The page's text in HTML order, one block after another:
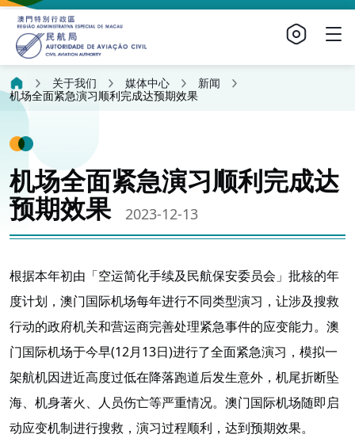
关于我们 媒体中心
新闻
机场全面紧急演习顺利完成达预期效果
机场全面紧急演习顺利完成达
预期效果
2023-12-13
根据本年初由「空运简化手续及民航保安委员会」批核的年
度计划，澳门国际机场每年进行不同类型演习，让涉及搜救
行动的政府机关和营运商完善处理紧急事件的应变能力。澳
门国际机场于今早(12月13日)进行了全面紧急演习，模拟一
架航机因进近高度过低在降落跑道后发生意外，机尾折断坠
海、机身著火、人员伤亡等严重情况。澳门国际机场随即启
动应变机制进行搜救，演习过程顺利，达到预期效果。